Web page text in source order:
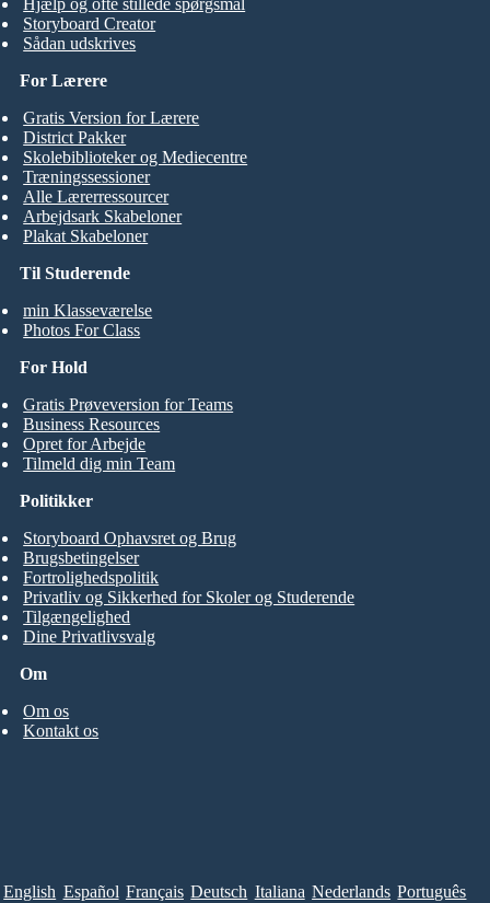
Hjælp og ofte stillede spørgsmål
Storyboard Creator
Sådan udskrives
Til Studerende
min Klasseværelse
Photos For Class
For Lærere
Gratis Version for Lærere
District Pakker
Skolebiblioteker og Mediecentre
Træningssessioner
Alle Lærerressourcer
Arbejdsark Skabeloner
Plakat Skabeloner
For Hold
Gratis Prøveversion for Teams
Business Resources
Opret for Arbejde
Tilmeld dig min Team
Om
Om os
Kontakt os
Politikker
Storyboard Ophavsret og Brug
Brugsbetingelser
Fortrolighedspolitik
Privatliv og Sikkerhed for Skoler og Studerende
Tilgængelighed
Dine Privatlivsvalg
English Español Français Deutsch Italiana Nederlands Português